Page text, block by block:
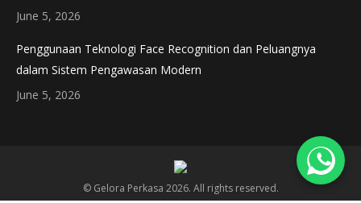
June 5, 2026
Penggunaan Teknologi Face Recognition dan Peluangnya
dalam Sistem Pengawasan Modern
June 5, 2026
© Gelora Perkasa 2026. All rights reserved.